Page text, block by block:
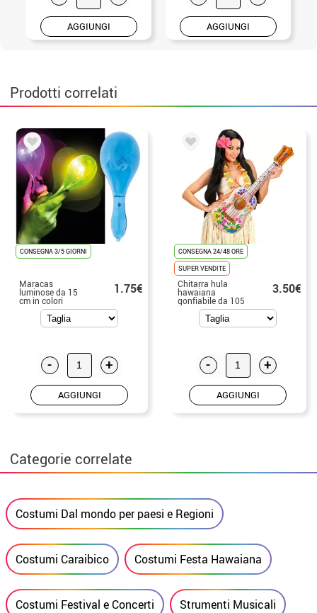
AGGIUNGI AGGIUNGI
Prodotti correlati
CONSEGNA 3/5 GIORNI
Maracas
luminose da 15
cm in colori
assortiti
1.75€
- +
AGGIUNGI
CONSEGNA 24/48 ORE
SUPER VENDITE
Chitarra hula
hawaiana
gonfiabile da 105
cm
3.50€
- +
AGGIUNGI
Categorie correlate
Costumi Dal mondo per paesi e Regioni
Costumi Caraibico Costumi Festa Hawaiana
Costumi Festival e Concerti Strumenti Musicali